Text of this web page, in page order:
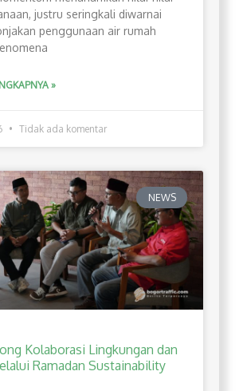
justru seringkali diwarnai
penggunaan air rumah
»
Tidak ada komentar
NEWS
Kolaborasi Lingkungan dan
Ramadan Sustainability